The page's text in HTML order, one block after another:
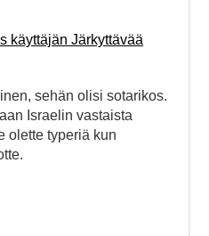
käyttäjän Järkyttävää
sehän olisi sotarikos.
Israelin vastaista
olette typeriä kun